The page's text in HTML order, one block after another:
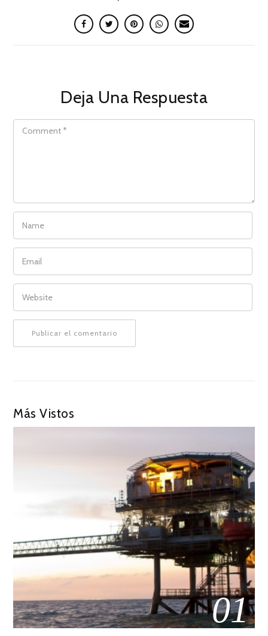
Deja Una Respuesta
COMMENT
NAME
EMAIL
WEBSITE
Más Vistos
01